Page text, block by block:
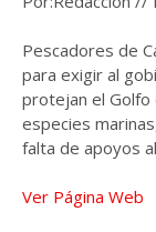
Pescadores de
para exigir al
protejan el Golfo
especies
falta de apoyos
Ver Página Web